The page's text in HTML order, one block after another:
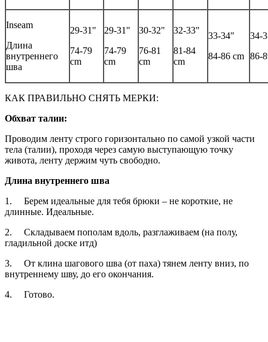
Inseam
Длина
внутреннего
шва
29-31"
74-79
cm
29-31"
74-79
cm
30-32"
76-81
cm
32-33"
81-84
cm
33-34"
84-86 cm
34-
86-
КАК ПРАВИЛЬНО СНЯТЬ МЕРКИ:
Обхват талии:
Проводим ленту строго горизонтально по самой узкой части
тела (талии), проходя через самую выступающую точку
живота, ленту держим чуть свободно.
Длина внутреннего шва
1. Берем идеальные для тебя брюки – не короткие, не
длинные. Идеальные.
2. Складываем пополам вдоль, разглаживаем (на полу,
гладильной доске итд)
3. От клина шагового шва (от паха) тянем ленту вниз, по
внутреннему шву, до его окончания.
4. Готово.